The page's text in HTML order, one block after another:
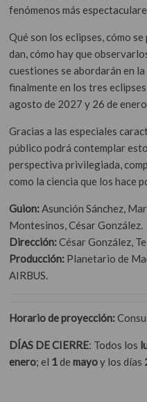
fenómenos más
Qué son los eclipses, cómo
dan, cómo hay que
cuestiones se abordarán en
finalmente en los tres
agosto de 2027 y 26 de
Gracias a las especiales
público podrá contemplar
perspectiva privilegiada,
como la ciencia que los hace
Guion:Asunción Sánchez,
Montesinos, César González.
Dirección:César González,
Producción: Planetario de
AIRBUS.
Horario de proyección:
DÍAS DE CIERRE: Todos los
enero; el 1demayoy los días